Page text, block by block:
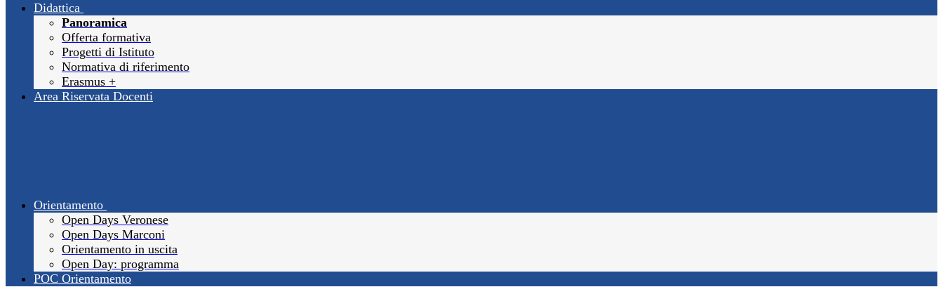
Didattica
Panoramica
Offerta formativa
Progetti di Istituto
Normativa di riferimento
Erasmus +
Area Riservata Docenti
Orientamento
Open Days Veronese
Open Days Marconi
Orientamento in uscita
Open Day: programma
POC Orientamento